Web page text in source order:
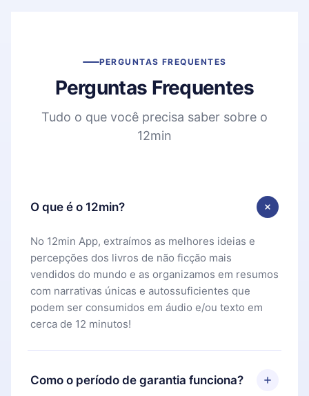
PERGUNTAS FREQUENTES
Perguntas Frequentes
Tudo o que você precisa saber sobre o
12min
O que é o 12min?
No 12min App, extraímos as melhores ideias e
percepções dos livros de não ficção mais
vendidos do mundo e as organizamos em resumos
com narrativas únicas e autossuficientes que
podem ser consumidos em áudio e/ou texto em
cerca de 12 minutos!
Como o período de garantia funciona?